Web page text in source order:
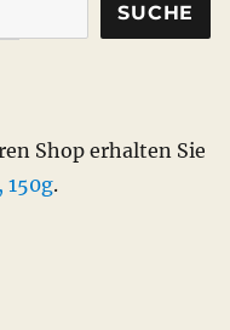
SUCHE
Shop erhalten Sie
150g.